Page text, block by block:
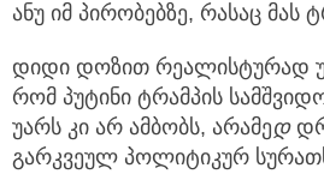
ანუ იმ პირობებზე, რასაც მას
დიდი დოზით რეალისტურად
რომ პუტინი ტრამპის
უარს კი არ ამბობს, არამედ
გარკვეულ პოლიტიკურ